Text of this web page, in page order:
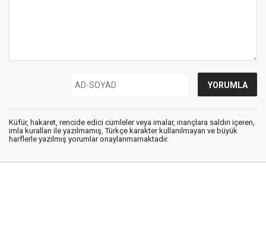
Küfür, hakaret, rencide edici cümleler veya imalar, inançlara saldırı içeren,
imla kuralları ile yazılmamış, Türkçe karakter kullanılmayan ve büyük
harflerle yazılmış yorumlar onaylanmamaktadır.